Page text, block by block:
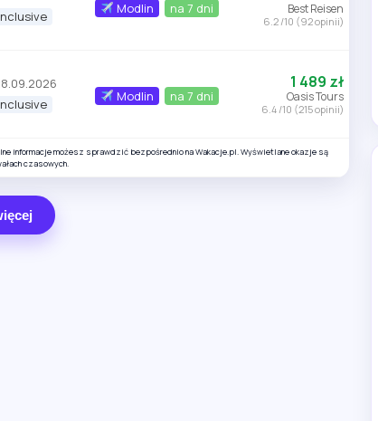
Modlin na 7 dni Best Reisen
6.2 /10 (92 opinii)
Modlin na 7 dni
1 489 zł
Oasis Tours
6.4 /10 (215 opinii)
informacje możesz sprawdzić bezpośrednio na Wakacje.pl. Wyświetlane okazje są
czasowych.